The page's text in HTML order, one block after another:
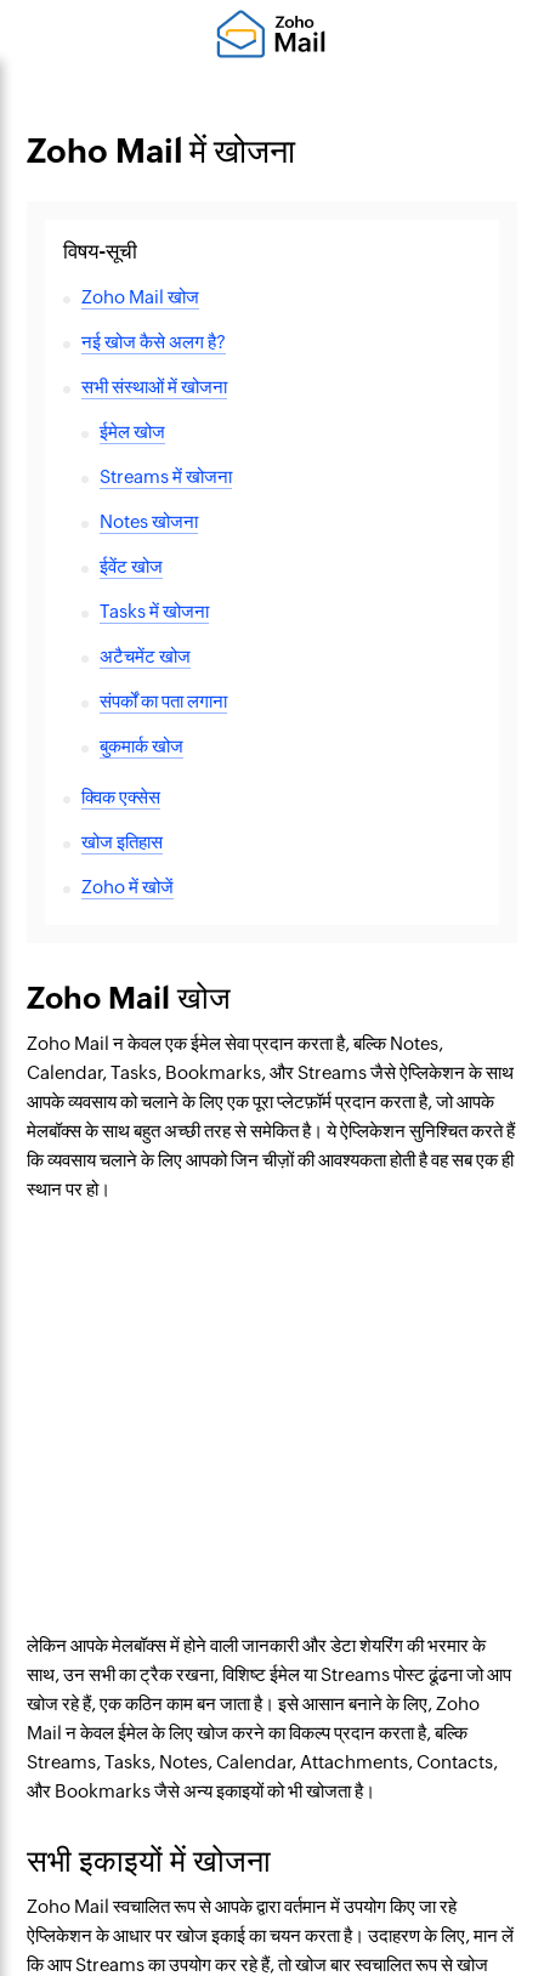
Zoho Mail में खोजना
विषय-सूची
Zoho Mail खोज
नई खोज कैसे अलग है?
सभी संस्थाओं में खोजना
ईमेल खोज
Streams में खोजना
Notes खोजना
ईवेंट खोज
Tasks में खोजना
अटैचमेंट खोज
संपर्कों का पता लगाना
बुकमार्क खोज
क्विक एक्सेस
खोज इतिहास
Zoho में खोजें
Zoho Mail खोज
Zoho Mail न केवल एक ईमेल सेवा प्रदान करता है, बल्कि Notes,
Calendar, Tasks, Bookmarks, और Streams जैसे ऐप्लिकेशन के साथ
आपके व्यवसाय को चलाने के लिए एक पूरा प्लेटफ़ॉर्म प्रदान करता है, जो आपके
मेलबॉक्स के साथ बहुत अच्छी तरह से समेकित है। ये ऐप्लिकेशन सुनिश्चित करते हैं
कि व्यवसाय चलाने के लिए आपको जिन चीज़ों की आवश्यकता होती है वह सब एक ही
स्थान पर हो।
लेकिन आपके मेलबॉक्स में होने वाली जानकारी और डेटा शेयरिंग की भरमार के
साथ, उन सभी का ट्रैक रखना, विशिष्ट ईमेल या Streams पोस्ट ढूंढना जो आप
खोज रहे हैं, एक कठिन काम बन जाता है। इसे आसान बनाने के लिए, Zoho
Mail न केवल ईमेल के लिए खोज करने का विकल्प प्रदान करता है, बल्कि
Streams, Tasks, Notes, Calendar, Attachments, Contacts,
और Bookmarks जैसे अन्य इकाइयों को भी खोजता है।
सभी इकाइयों में खोजना
Zoho Mail स्वचालित रूप से आपके द्वारा वर्तमान में उपयोग किए जा रहे
ऐप्लिकेशन के आधार पर खोज इकाई का चयन करता है। उदाहरण के लिए, मान लें
कि आप Streams का उपयोग कर रहे हैं, तो खोज बार स्वचालित रूप से खोज